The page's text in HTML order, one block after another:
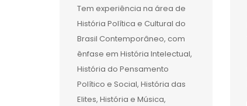
Tem experiência na área de
História Política e Cultural do
Brasil Contemporâneo, com
ênfase em História Intelectual,
História do Pensamento
Político e Social, História das
Elites, História e Música,